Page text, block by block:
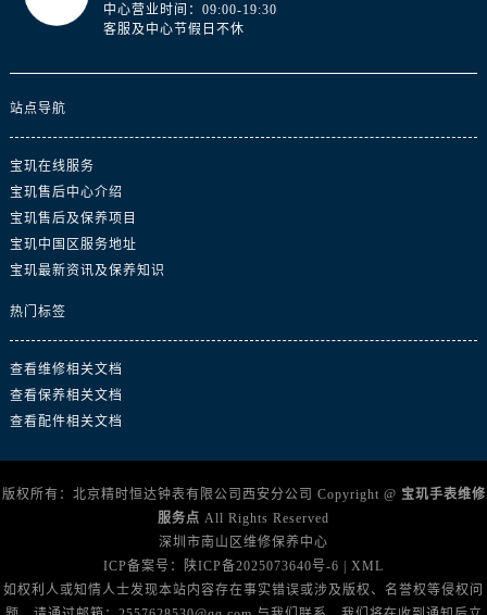
广东省清远市清城区湖西路宝玑售后服务中心（需提前预约）
广东省汕尾市城区香洲街道园林社区翠园街宝玑售后服务中心（需提前预约）
广西壮族自治区桂林市秀峰区红岭路宝玑售后服务中心（需提前预约）
广西壮族自治区来宾市兴宾区桂中大道宝玑售后服务中心（需提前预约）
中心营业时间：09:00-19:30
客服及中心节假日不休
站点导航
宝玑在线服务
宝玑售后中心介绍
宝玑售后及保养项目
宝玑中国区服务地址
宝玑最新资讯及保养知识
热门标签
查看维修相关文档
查看保养相关文档
查看配件相关文档
版权所有：北京精时恒达钟表有限公司西安分公司 Copyright @ 宝玑手表维修
服务点 All Rights Reserved
深圳市南山区维修保养中心
ICP备案号：
陕ICP备2025073640号-6
XML
如权利人或知情人士发现本站内容存在事实错误或涉及版权、名誉权等侵权问